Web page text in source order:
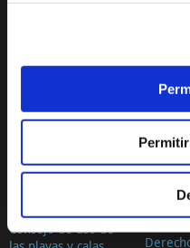
Cala Sardinera
Portitxol
Consejo de uso de
Cómo
Dónde
Mapas